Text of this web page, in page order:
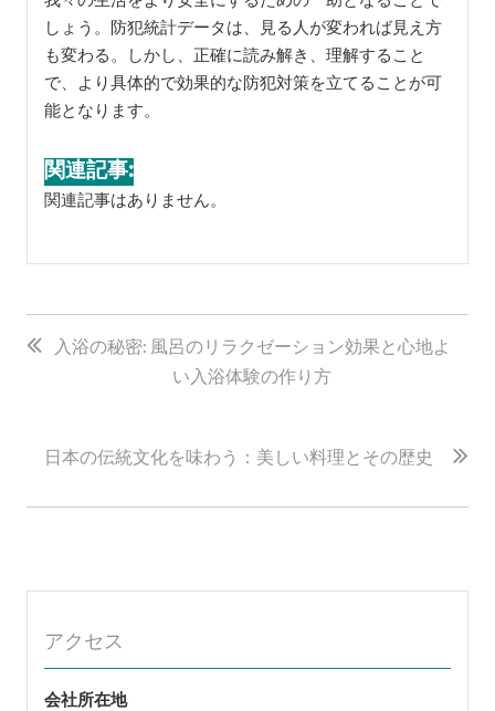
しょう。防犯統計データは、見る人が変われば見え方
も変わる。しかし、正確に読み解き、理解すること
で、より具体的で効果的な防犯対策を立てることが可
能となります。
関連記事:
関連記事はありません。
投
稿
ゲ
ー
ン
入浴の秘密: 風呂のリラクゼーション効果と心地よ
い入浴体験の作り方
日本の伝統文化を味わう：美しい料理とその歴史
アクセス
会社所在地